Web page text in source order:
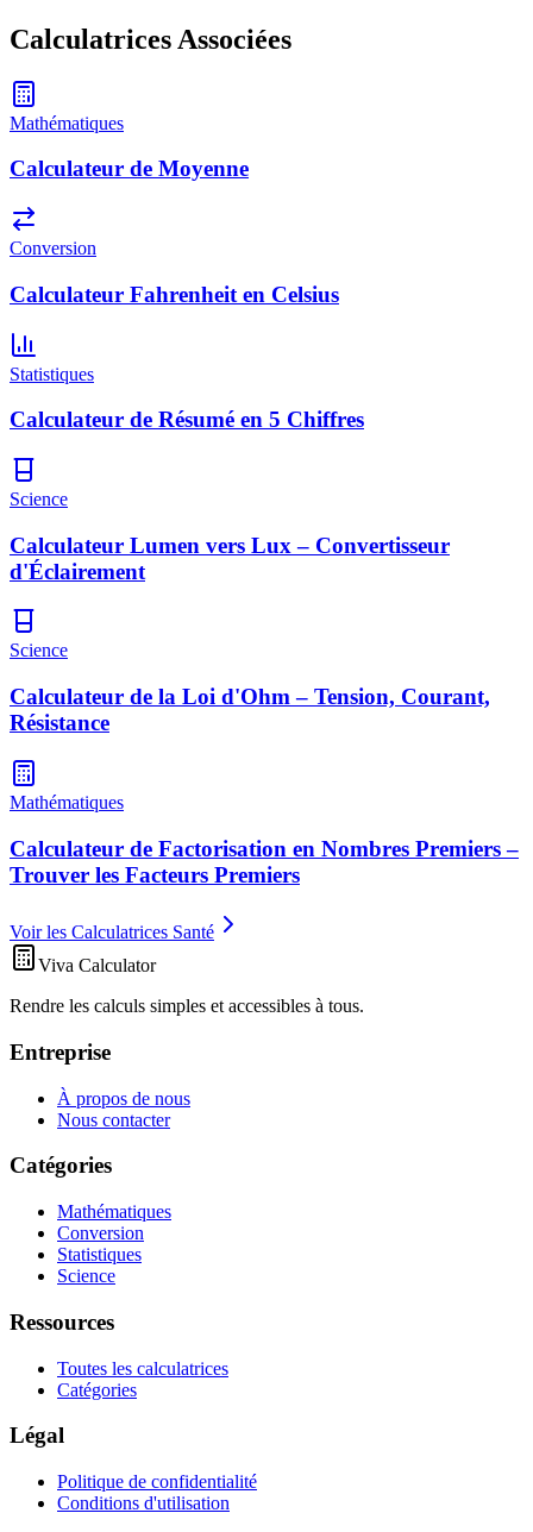
Calculatrices Associées
Mathématiques
Calculateur de Moyenne
Conversion
Calculateur Fahrenheit en Celsius
Statistiques
Calculateur de Résumé en 5 Chiffres
Science
Calculateur Lumen vers Lux – Convertisseur
d'Éclairement
Science
Calculateur de la Loi d'Ohm – Tension, Courant,
Résistance
Mathématiques
Calculateur de Factorisation en Nombres Premiers –
Trouver les Facteurs Premiers
Voir les Calculatrices Santé
Viva Calculator
Rendre les calculs simples et accessibles à tous.
Entreprise
À propos de nous
Nous contacter
Catégories
Mathématiques
Conversion
Statistiques
Science
Ressources
Toutes les calculatrices
Catégories
Légal
Politique de confidentialité
Conditions d'utilisation